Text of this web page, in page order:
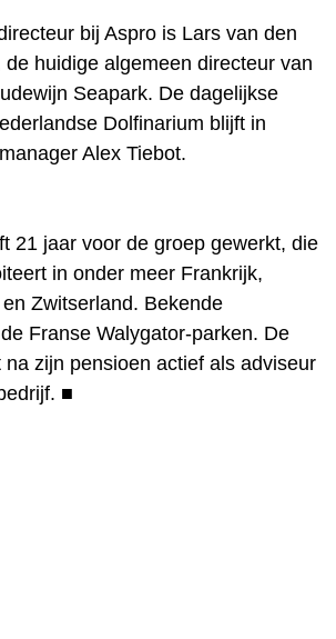
bij Aspro is Lars van den
huidige algemeen directeur van
Seapark. De dagelijkse
Dolfinarium blijft in
Alex Tiebot.
21 jaar voor de groep gewerkt, die
in onder meer Frankrijk,
Zwitserland. Bekende
Franse Walygator-parken. De
na zijn pensioen actief als adviseur
■